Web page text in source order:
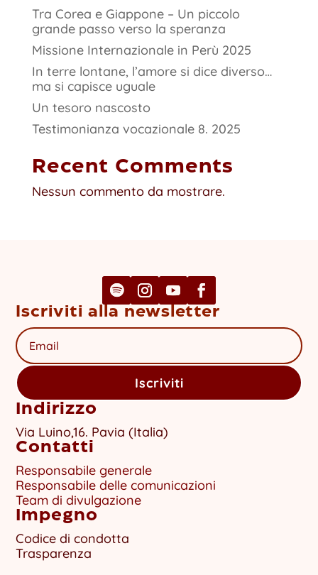
Tra Corea e Giappone – Un piccolo
grande passo verso la speranza
Missione Internazionale in Perù 2025
In terre lontane, l’amore si dice diverso…
ma si capisce uguale
Un tesoro nascosto
Testimonianza vocazionale 8. 2025
Recent Comments
Nessun commento da mostrare.
Iscriviti alla newsletter
Iscriviti
Indirizzo
Via Luino,16. Pavia (Italia)
Contatti
Responsabile generale
Responsabile delle comunicazioni
Team di divulgazione
Impegno
Codice di condotta
Trasparenza